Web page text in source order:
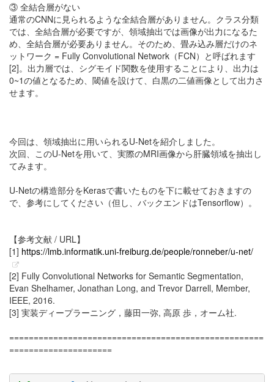
③ 全結合層がない
通常のCNNに見られるような全結合層がありません。クラス分類
では、全結合層が必要ですが、領域抽出では画像が出力になるた
め、全結合層が必要ありません。そのため、畳み込み層だけのネ
ットワーク = Fully Convolutional Network（FCN）と呼ばれます
[2]。出力層では、シグモイド関数を使用することにより、出力は
0~1の値となるため、閾値を設けて、白黒の二値画像として出力さ
せます。
今回は、領域抽出に用いられるU-Netを紹介しました。
次回、このU-Netを用いて、実際のMRI画像から肝臓領域を抽出し
てみます。
U-Netの構造部分をKerasで書いたものを下に載せておきますの
で、参考にしてください（但し、バックエンドはTensorflow）。
【参考文献 / URL】
[1] https://lmb.informatik.uni-freiburg.de/people/ronneber/u-net/
[2] Fully Convolutional Networks for Semantic Segmentation,
Evan Shelhamer, Jonathan Long, and Trevor Darrell, Member,
IEEE, 2016.
[3] 実装ディープラーニング，藤田一弥, 高原 歩，オーム社.
====================================================
=====================